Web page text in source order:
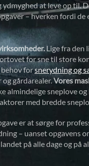
at leve op til.
– hverken fordi de
Lige fra den
for sne til store
forsnerydning og
og gårdarealer.Vores
almindelige sneplove
med bredde
er at sørge for
– uanset opgavens
på alle dage og på